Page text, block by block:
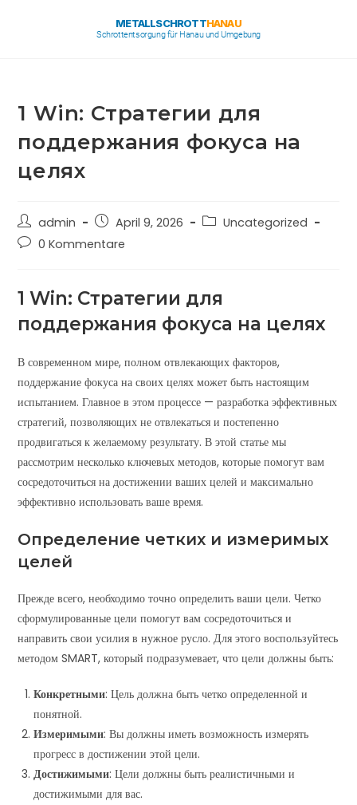
METALLSCHROTTHANAU
Schrottentsorgung für Hanau und Umgebung
1 Win: Стратегии для
поддержания фокуса на
целях
admin April 9, 2026
Uncategorized
0 Kommentare
1 Win: Стратегии для
поддержания фокуса на целях
В современном мире, полном отвлекающих факторов,
поддержание фокуса на своих целях может быть настоящим
испытанием. Главное в этом процессе — разработка эффективных
стратегий, позволяющих не отвлекаться и постепенно
продвигаться к желаемому результату. В этой статье мы
рассмотрим несколько ключевых методов, которые помогут вам
сосредоточиться на достижении ваших целей и максимально
эффективно использовать ваше время.
Определение четких и измеримых
целей
Прежде всего, необходимо точно определить ваши цели. Четко
сформулированные цели помогут вам сосредоточиться и
направить свои усилия в нужное русло. Для этого воспользуйтесь
методом SMART, который подразумевает, что цели должны быть:
Конкретными: Цель должна быть четко определенной и
понятной.
Измеримыми: Вы должны иметь возможность измерять
прогресс в достижении этой цели.
Достижимыми: Цели должны быть реалистичными и
достижимыми для вас.